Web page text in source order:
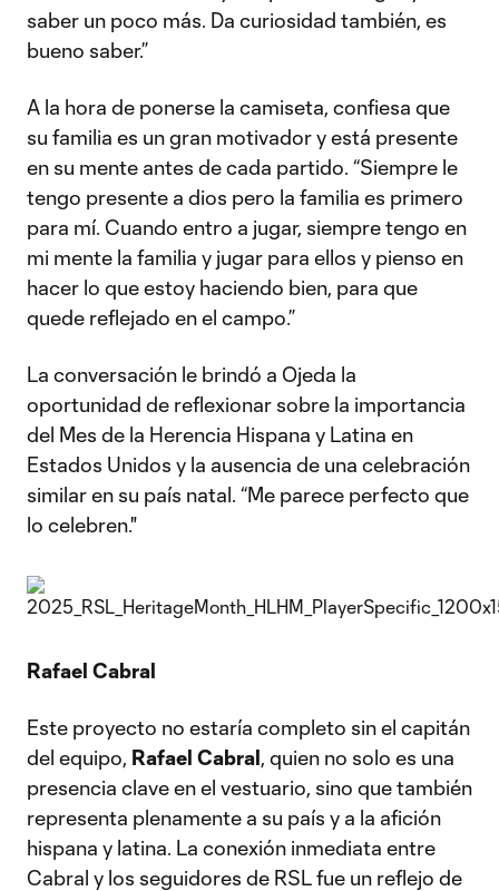
saber un poco más. Da curiosidad también, es
bueno saber.”
A la hora de ponerse la camiseta, confiesa que
su familia es un gran motivador y está presente
en su mente antes de cada partido. “Siempre le
tengo presente a dios pero la familia es primero
para mí. Cuando entro a jugar, siempre tengo en
mi mente la familia y jugar para ellos y pienso en
hacer lo que estoy haciendo bien, para que
quede reflejado en el campo.”
La conversación le brindó a Ojeda la
oportunidad de reflexionar sobre la importancia
del Mes de la Herencia Hispana y Latina en
Estados Unidos y la ausencia de una celebración
similar en su país natal. “Me parece perfecto que
lo celebren."
Rafael Cabral
Este proyecto no estaría completo sin el capitán
del equipo, Rafael Cabral, quien no solo es una
presencia clave en el vestuario, sino que también
representa plenamente a su país y a la afición
hispana y latina. La conexión inmediata entre
Cabral y los seguidores de RSL fue un reflejo de